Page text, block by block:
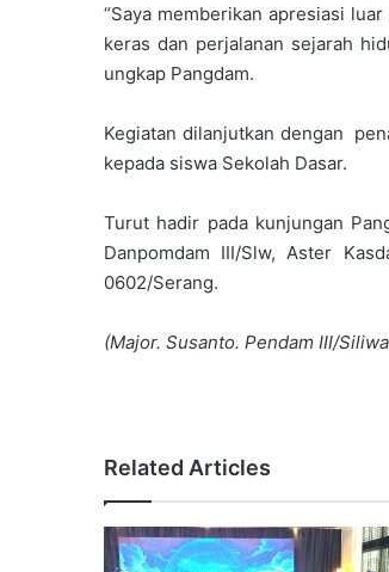
“Saya memberikan apresiasi
keras dan perjalanan sejarah
ungkap Pangdam.
Kegiatan dilanjutkan dengan
kepada siswa Sekolah Dasar.
Turut hadir pada kunjungan
Danpomdam III/Slw, Aster
0602/Serang.
(Major. Susanto. Pendam III/
Related Articles